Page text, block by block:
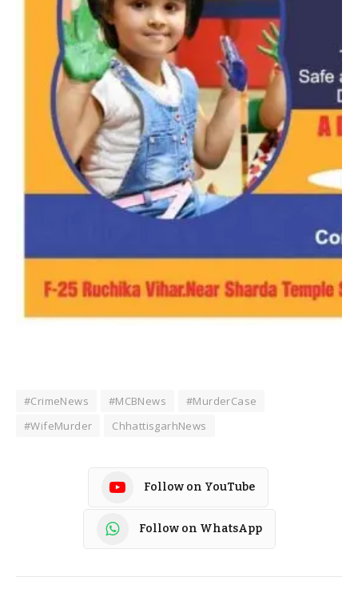
#CrimeNews #MCBNews
#MurderCase
#WifeMurder
ChhattisgarhNews
Follow on YouTube
Follow on WhatsApp